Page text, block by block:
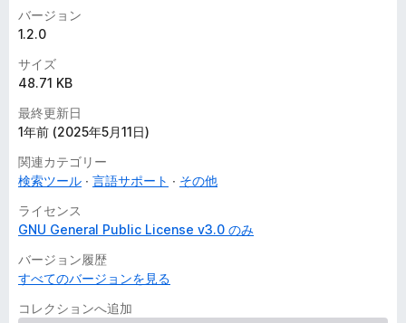
バージョン
1.2.0
サイズ
48.71 KB
最終更新日
1年前 (2025年5月11日)
関連カテゴリー
検索ツール
言語サポート
その他
ライセンス
GNU General Public License v3.0 のみ
バージョン履歴
すべてのバージョンを見る
コレクションへ追加